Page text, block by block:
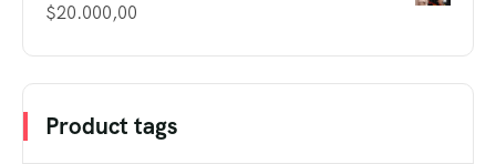
$20.000,00
Product tags